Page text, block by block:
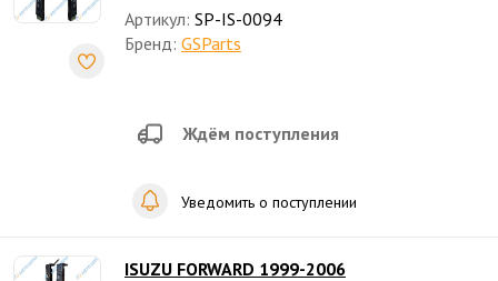
Артикул: SP-IS-0094
Бренд: GSParts
Ждём поступления
Уведомить о поступлении
ISUZU FORWARD 1999-2006